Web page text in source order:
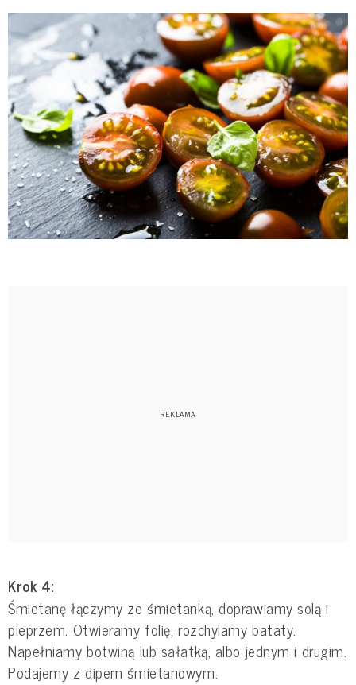
Krok 4:
Śmietanę łączymy ze śmietanką, doprawiamy solą i
pieprzem. Otwieramy folię, rozchylamy bataty.
Napełniamy botwiną lub sałatką, albo jednym i drugim.
Podajemy z dipem śmietanowym.